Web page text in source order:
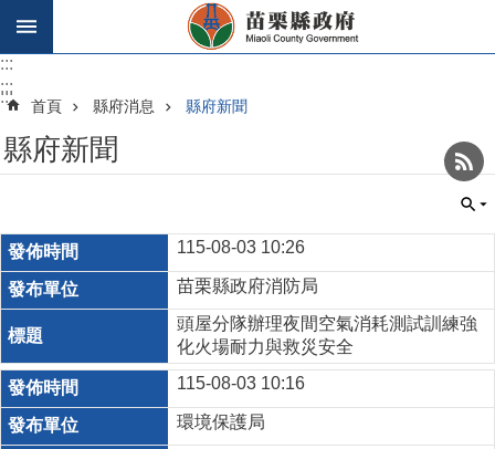
跳到主要內容區塊
:::
:::
::: 首頁 縣府消息 縣府新聞
縣府新聞 _
115-08-03 10:26
苗栗縣政府消防局
頭屋分隊辦理夜間空氣消耗測試訓練強
化火場耐力與救災安全
115-08-03 10:16
環境保護局